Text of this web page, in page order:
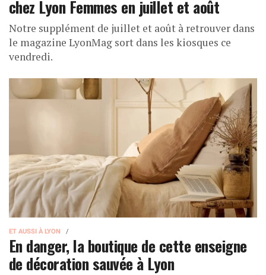
chez Lyon Femmes en juillet et août
Notre supplément de juillet et août à retrouver dans
le magazine LyonMag sort dans les kiosques ce
vendredi.
ET AUSSI À LYON
En danger, la boutique de cette enseigne
de décoration sauvée à Lyon